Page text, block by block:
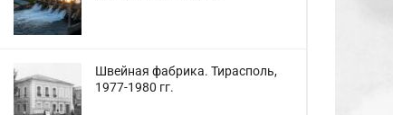
Швейная фабрика. Тирасполь,
1977-1980 гг.